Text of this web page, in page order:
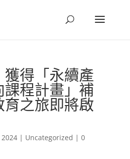
得「永續產
程計畫」補
之旅即將啟
| Uncategorized | 0